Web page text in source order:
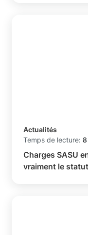
Actualités
Temps de lecture: 8
Charges SASU
vraiment le